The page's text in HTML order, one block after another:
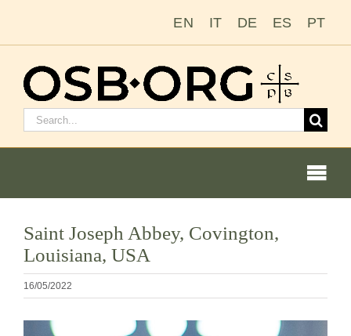
EN IT DE ES PT
Rechercher
Nos racines
Saint Joseph Abbey, Covington,
Louisiana, USA
16/05/2022